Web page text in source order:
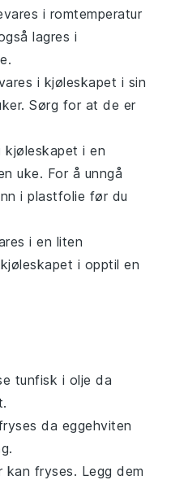
i romtemperatur
lagres i
i kjøleskapet i sin
Sørg for at de er
kjøleskapet i en
uke. For å unngå
i plastfolie før du
i en liten
i opptil en
tunfisk i olje da
da eggehviten
kan fryses. Legg dem